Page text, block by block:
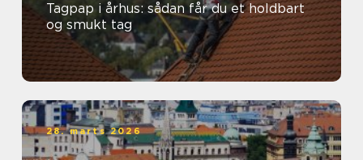
Tagpap i århus: sådan får du et holdbart
og smukt tag
28. marts 2026